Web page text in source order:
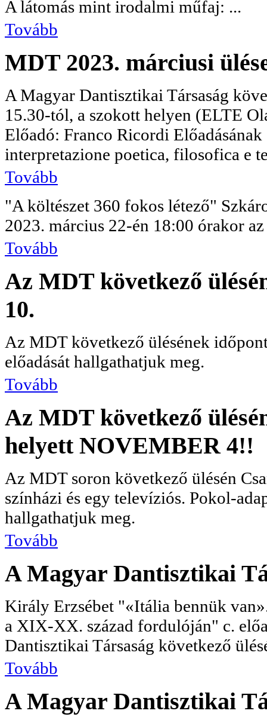
A látomás mint irodalmi műfaj: ...
Tovább
MDT 2023. márciusi
A Magyar Dantisztikai Társaság
15.30-tól, a szokott helyen (ELTE
Előadó: Franco Ricordi
interpretazione poetica, filosofica e
Tovább
"A költészet 360 fokos létező"
2023. március 22-én 18:00 órakor
Tovább
Az MDT következő
10.
Az MDT következő ülésének
előadását hallgathatjuk meg.
Tovább
Az MDT következő
helyett NOVEMBER 4!!
Az MDT soron következő ülésén
színházi és egy televíziós. Pokol-
hallgathatjuk meg.
Tovább
A Magyar Dantisztikai
Király Erzsébet "«Itália bennük
a XIX-XX. század fordulóján" c.
Dantisztikai Társaság következő
Tovább
A Magyar Dantisztikai